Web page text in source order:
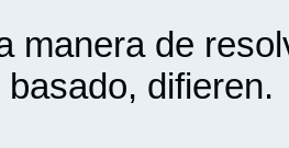
manera de
basado, difieren.